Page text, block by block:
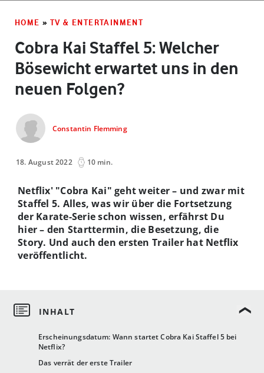
HOME » TV & ENTERTAINMENT
Cobra Kai Staffel 5: Welcher
Bösewicht erwartet uns in den
neuen Folgen?
Constantin Flemming
18. August 2022 10 min.
Erscheinungsdatum: Wann startet Cobra Kai Staffel 5 bei
Netflix?
Das verrät der erste Trailer
Netflix' "Cobra Kai" geht weiter – und zwar mit
Staffel 5. Alles, was wir über die Fortsetzung
der Karate-Serie schon wissen, erfährst Du
hier – den Starttermin, die Besetzung, die
Story. Und auch den ersten Trailer hat Netflix
veröffentlicht.